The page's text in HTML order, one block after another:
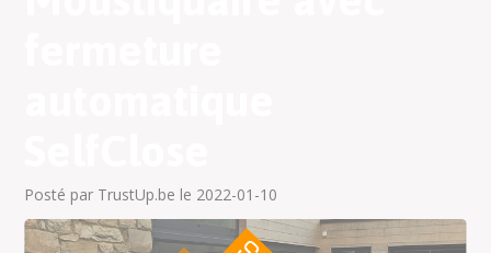
Posté par TrustUp.be le 2022-01-10